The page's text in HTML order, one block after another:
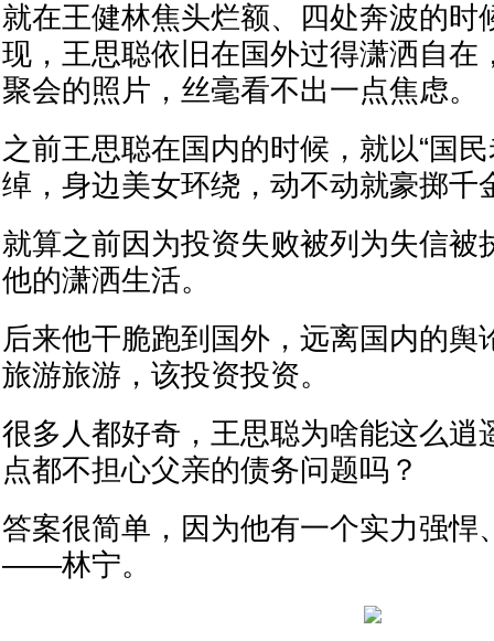
就在王健林焦头烂额、四处奔波的时
现，王思聪依旧在国外过得潇洒自在
聚会的照片，丝毫看不出一点焦虑。
之前王思聪在国内的时候，就以“国
绰，身边美女环绕，动不动就豪掷千
就算之前因为投资失败被列为失信被
他的潇洒生活。
后来他干脆跑到国外，远离国内的舆
旅游旅游，该投资投资。
很多人都好奇，王思聪为啥能这么逍
点都不担心父亲的债务问题吗？
答案很简单，因为他有一个实力强悍
——林宁。